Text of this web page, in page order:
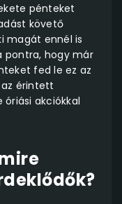
pénteket
követő
magát ennél is
pontra, hogy már
fed le ez az
az érintett
akciókkal